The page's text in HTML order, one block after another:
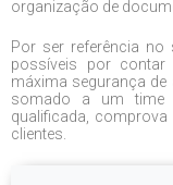
organização de
Por ser referência no
possíveis por
máxima segurança
somado a um time
qualificada,
clientes.